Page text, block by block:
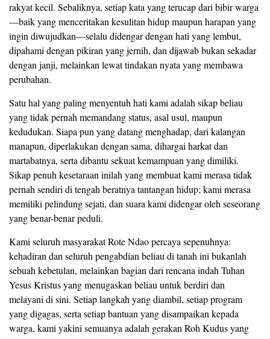
rakyat kecil. Sebaliknya, setiap kata yang terucap dari bibir warga
—baik yang menceritakan kesulitan hidup maupun harapan yang
ingin diwujudkan—selalu didengar dengan hati yang lembut,
dipahami dengan pikiran yang jernih, dan dijawab bukan sekadar
dengan janji, melainkan lewat tindakan nyata yang membawa
perubahan.
Satu hal yang paling menyentuh hati kami adalah sikap beliau
yang tidak pernah memandang status, asal usul, maupun
kedudukan. Siapa pun yang datang menghadap, dari kalangan
manapun, diperlakukan dengan sama, dihargai harkat dan
martabatnya, serta dibantu sekuat kemampuan yang dimiliki.
Sikap penuh kesetaraan inilah yang membuat kami merasa tidak
pernah sendiri di tengah beratnya tantangan hidup; kami merasa
memiliki pelindung sejati, dan suara kami didengar oleh seseorang
yang benar-benar peduli.
Kami seluruh masyarakat Rote Ndao percaya sepenuhnya:
kehadiran dan seluruh pengabdian beliau di tanah ini bukanlah
sebuah kebetulan, melainkan bagian dari rencana indah Tuhan
Yesus Kristus yang menugaskan beliau untuk berdiri dan
melayani di sini. Setiap langkah yang diambil, setiap program
yang digagas, serta setiap bantuan yang disampaikan kepada
warga, kami yakini semuanya adalah gerakan Roh Kudus yang